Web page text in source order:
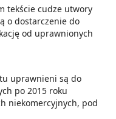
tekście cudze utwory
o dostarczenie do
od uprawnionych
uprawnieni są do
po 2015 roku
niekomercyjnych, pod